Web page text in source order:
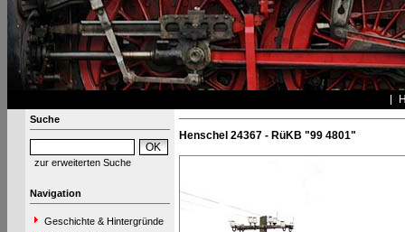
Suche
zur erweiterten Suche
Navigation
Geschichte & Hintergründe
Henschel 24367 - RüKB "99 4801"